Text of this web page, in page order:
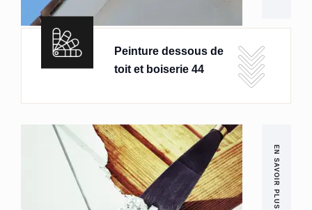
Peinture dessous de
toit et boiserie 44
EN SAVOIR PLUS